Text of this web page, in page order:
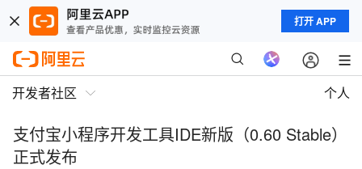
打开 APP
开发者社区 个人
支付宝小程序开发工具IDE新版（0.60 Stable）
正式发布